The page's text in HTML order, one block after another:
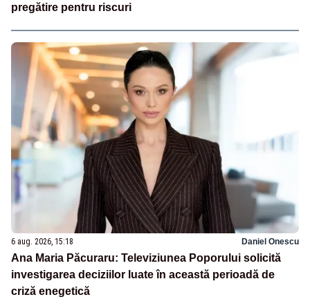
pregătire pentru riscuri
6 aug. 2026, 15:18 Daniel Onescu
Ana Maria Păcuraru: Televiziunea Poporului solicită
investigarea deciziilor luate în această perioadă de
criză enegetică